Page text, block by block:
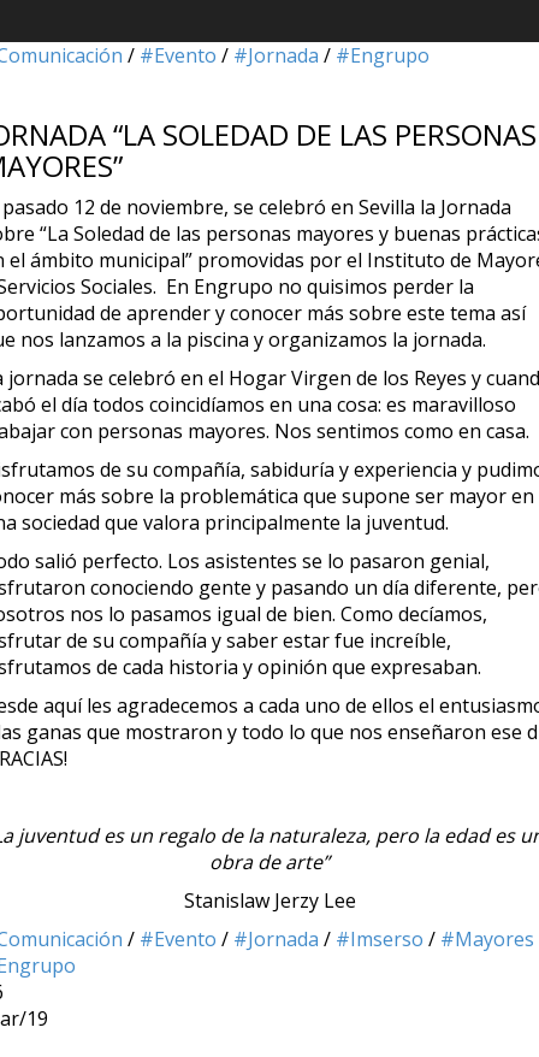
/ #Evento / #Jornada / #Engrupo
“LA SOLEDAD DE LAS PERSONAS
pasado 12 de noviembre, se celebró en Sevilla la Jornada
“La Soledad de las personas mayores y buenas
el ámbito municipal” promovidas por el Instituto de
Sociales. En Engrupo no quisimos perder la
de aprender y conocer más sobre este tema así
nos lanzamos a la piscina y organizamos la jornada.
jornada se celebró en el Hogar Virgen de los Reyes y
el día todos coincidíamos en una cosa: es maravilloso
con personas mayores. Nos sentimos como en casa.
de su compañía, sabiduría y experiencia y
más sobre la problemática que supone ser mayor en
sociedad que valora principalmente la juventud.
salió perfecto. Los asistentes se lo pasaron genial,
conociendo gente y pasando un día diferente,
nos lo pasamos igual de bien. Como decíamos,
de su compañía y saber estar fue increíble,
de cada historia y opinión que expresaban.
aquí les agradecemos a cada uno de ellos el
ganas que mostraron y todo lo que nos enseñaron ese
juventud es un regalo de la naturaleza, pero la edad es
obra de arte”
Stanislaw Jerzy Lee
/ #Evento / #Jornada / #Imserso / #Mayores
19